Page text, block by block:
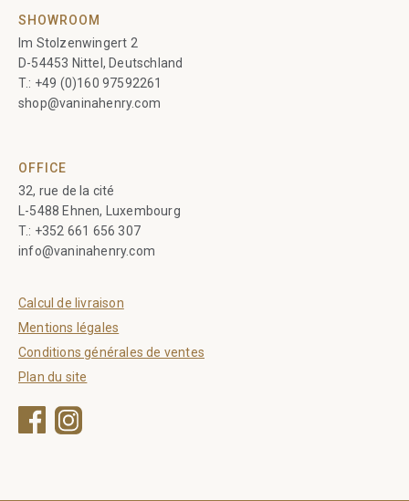
SHOWROOM
Im Stolzenwingert 2
D-54453 Nittel, Deutschland
T.: +49 (0)160 97592261
shop@vaninahenry.com
OFFICE
32, rue de la cité
L-5488 Ehnen, Luxembourg
T.: +352 661 656 307
info@vaninahenry.com
Calcul de livraison
Mentions légales
Conditions générales de ventes
Plan du site